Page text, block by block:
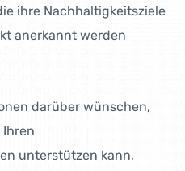
ihre Nachhaltigkeitsziele
anerkannt werden
darüber wünschen,
Ihren
unterstützen kann,